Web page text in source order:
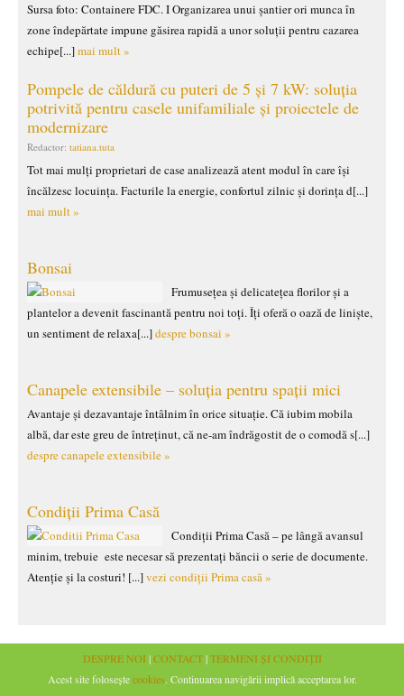
Sursa foto: Containere FDC. I Organizarea unui șantier ori munca în
zone îndepărtate impune găsirea rapidă a unor soluții pentru cazarea
echipe[...]mai mult »
Pompele de căldură cu puteri de 5 și 7 kW: soluția
potrivită pentru casele unifamiliale și proiectele de
modernizare
Redactor: tatiana.tuta
Tot mai mulți proprietari de case analizează atent modul în care își
încălzesc locuința. Facturile la energie, confortul zilnic și dorința d[...]
mai mult »
Bonsai
Frumusețea și delicatețea florilor și a
plantelor a devenit fascinantă pentru noi toți. Îți oferă o oază de liniște,
un sentiment de relaxa[...]despre bonsai »
Canapele extensibile – soluția pentru spații mici
Avantaje și dezavantaje întâlnim în orice situație. Că iubim mobila
albă, dar este greu de întreținut, că ne-am îndrăgostit de o comodă s[...]
despre canapele extensibile »
Condiții Prima Casă
Condiții Prima Casă – pe lângă avansul
minim, trebuie este necesar să prezentați băncii o serie de documente.
Atenție și la costuri! [...]vezi condiții Prima casă »
DESPRE NOI |CONTACT|TERMENI ȘI CONDIȚII
Acest site foloseștecookies. Continuarea navigării implică acceptarea lor.